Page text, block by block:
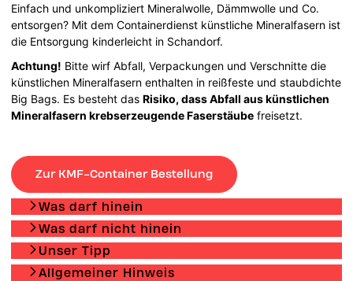
Einfach und unkompliziert Mineralwolle, Dämmwolle und Co.
entsorgen? Mit dem Containerdienst künstliche Mineralfasern ist
die Entsorgung kinderleicht in Schandorf.
Achtung! Bitte wirf Abfall, Verpackungen und Verschnitte die
künstlichen Mineralfasern enthalten in reißfeste und staubdichte
Big Bags. Es besteht dasRisiko, dass Abfall aus künstlichen
Mineralfasern krebserzeugende Faserstäube freisetzt.
Zur KMF-Container Bestellung
Was darf hinein
Was darf nicht hinein
Unser Tipp
Allgemeiner Hinweis